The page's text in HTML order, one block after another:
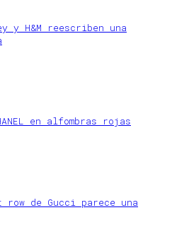
y H&M reescriben una
en alfombras rojas
de Gucci parece una